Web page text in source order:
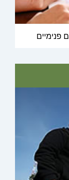
פנימיים